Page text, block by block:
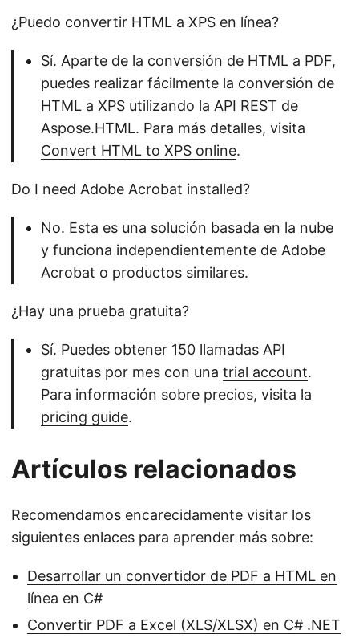
¿Puedo convertir HTML a XPS en línea?
Sí. Aparte de la conversión de HTML a PDF,
puedes realizar fácilmente la conversión de
HTML a XPS utilizando la API REST de
Aspose.HTML. Para más detalles, visita
Convert HTML to XPS online.
Do I need Adobe Acrobat installed?
No. Esta es una solución basada en la nube
y funciona independientemente de Adobe
Acrobat o productos similares.
¿Hay una prueba gratuita?
Sí. Puedes obtener 150 llamadas API
gratuitas por mes con una trial account.
Para información sobre precios, visita la
pricing guide.
Artículos relacionados
Recomendamos encarecidamente visitar los
siguientes enlaces para aprender más sobre:
Desarrollar un convertidor de PDF a HTML en
línea en C#
Convertir PDF a Excel (XLS/XLSX) en C# .NET